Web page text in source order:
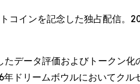
インを記念した独占配信。
データ評価およびトークン
ドリームボウルにおいてク